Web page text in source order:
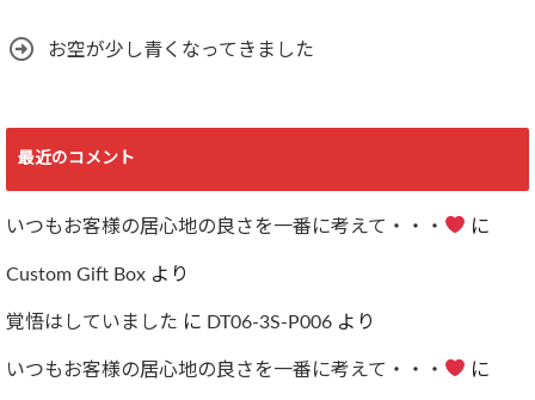
お空が少し青くなってきました
最近のコメント
いつもお客様の居心地の良さを一番に考えて・・・ に
Custom Gift Box より
覚悟はしていました に DT06-3S-P006 より
いつもお客様の居心地の良さを一番に考えて・・・ に